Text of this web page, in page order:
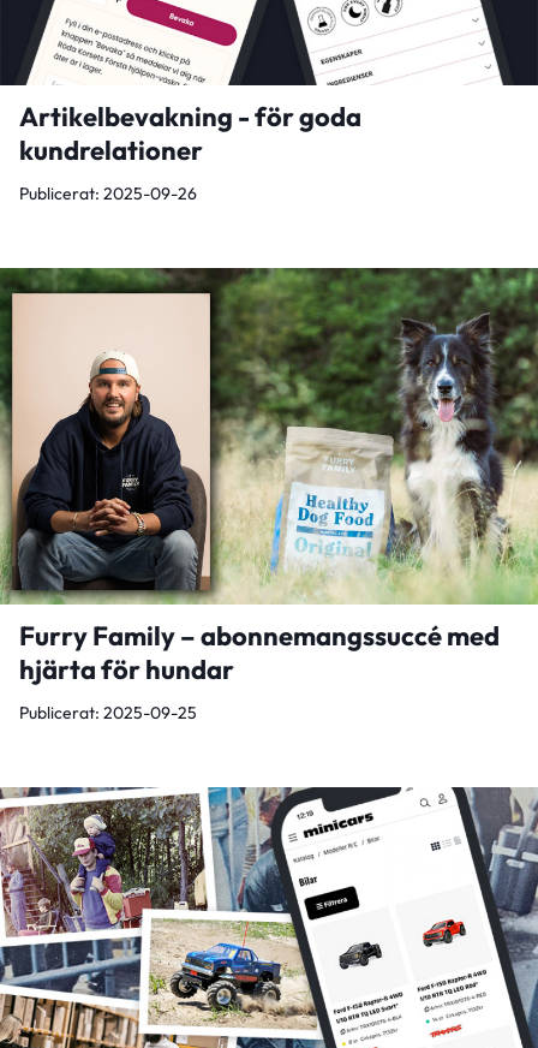
Artikelbevakning - för goda
kundrelationer
Publicerat: 2025-09-26
Furry Family – abonnemangssuccé med
hjärta för hundar
Publicerat: 2025-09-25